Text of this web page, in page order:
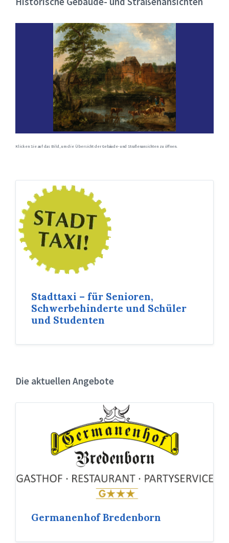
Klicken Sie auf das Bild, um die Übersicht der Gebäude- und Straßenansichten zu öffnen.
Stadttaxi – für Senioren,
Schwerbehinderte und Schüler
und Studenten
Die aktuellen Angebote
Germanenhof Bredenborn